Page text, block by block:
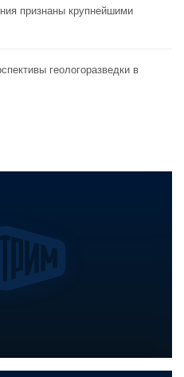
признаны крупнейшими
геологоразведки в